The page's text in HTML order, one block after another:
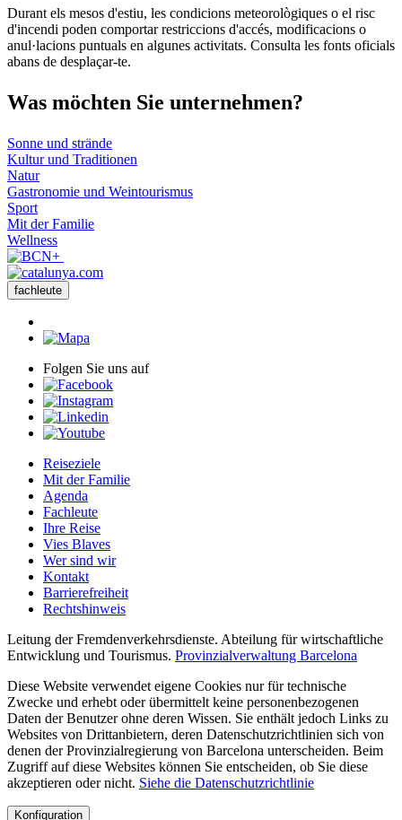
−
Durant els mesos d'estiu, les condicions meteorològiques o el risc
d'incendi poden comportar restriccions d'accés, modificacions o
anul·lacions puntuals en algunes activitats. Consulta les fonts oficials
abans de desplaçar-te.
Was möchten Sie unternehmen?
Sonne und strände
Kultur und Traditionen
Natur
Gastronomie und Weintourismus
Sport
Mit der Familie
Wellness
fachleute
Folgen Sie uns auf
Reiseziele
Mit der Familie
Agenda
Fachleute
Ihre Reise
Vies Blaves
Wer sind wir
Kontakt
Barrierefreiheit
Rechtshinweis
Leitung der Fremdenverkehrsdienste. Abteilung für wirtschaftliche
Entwicklung und Tourismus. Provinzialverwaltung Barcelona
Diese Website verwendet eigene Cookies nur für technische
Zwecke und erhebt oder übermittelt keine personenbezogenen
Daten der Benutzer ohne deren Wissen. Sie enthält jedoch Links zu
Websites von Drittanbietern, deren Datenschutzrichtlinien sich von
denen der Provinzialregierung von Barcelona unterscheiden. Beim
Zugriff auf diese Websites können Sie entscheiden, ob Sie diese
akzeptieren oder nicht. Siehe die Datenschutzrichtlinie
Konfiguration